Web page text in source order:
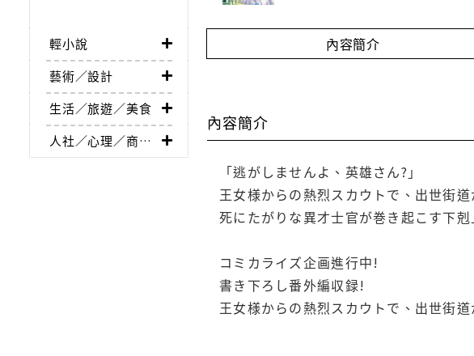
輕小說
藝術／設計
生活／旅遊／美食
人社／心理／商業／其他
內容簡介
內容簡介
「逃がしませんよ、英雄さん?」
王女様からの熱烈スカウトで、出世街
死にたがりな異才士官が巻き起こす下
コミカライズ企画進行中!
書き下ろし番外編収録!
王女様からの熱烈スカウトで、出世街